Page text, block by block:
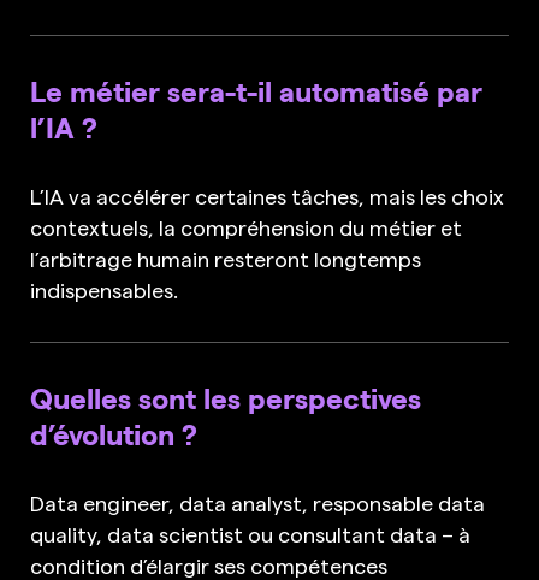
Le métier sera-t-il automatisé par
l’IA ?
L’IA va accélérer certaines tâches, mais les choix
contextuels, la compréhension du métier et
l’arbitrage humain resteront longtemps
indispensables.
Quelles sont les perspectives
d’évolution ?
Data engineer, data analyst, responsable data
quality, data scientist ou consultant data – à
condition d’élargir ses compétences